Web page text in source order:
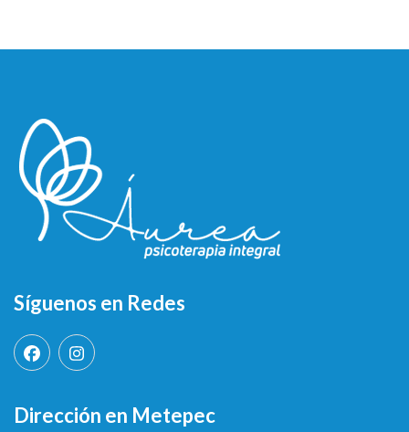
Síguenos en Redes
Dirección en Metepec